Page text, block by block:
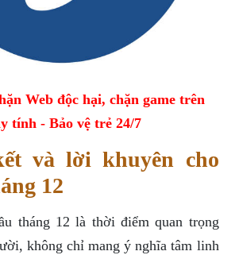
Web độc hại, chặn game trên
tính - Bảo vệ trẻ 24/7
và lời khuyên cho
12
tháng 12 là thời điểm quan trọng
không chỉ mang ý nghĩa tâm linh